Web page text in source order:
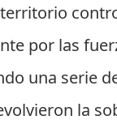
por las
una serie
la